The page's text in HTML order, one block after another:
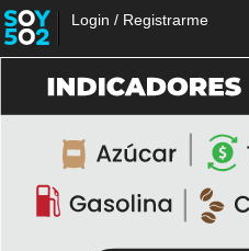
Login / Registrarme